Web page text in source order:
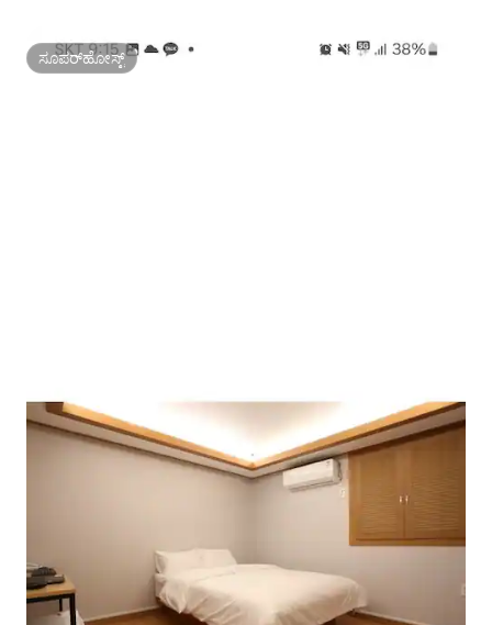
ಸೂಪರ್‌ಹೋಸ್ಟ್
ಸೂಪರ್‌ಹೋಸ್ಟ್